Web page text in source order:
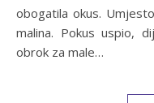
obogatila okus.
malina. Pokus uspio,
obrok za male…